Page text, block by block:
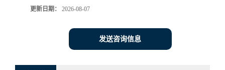
更新日期： 2026-08-07
发送咨询信息